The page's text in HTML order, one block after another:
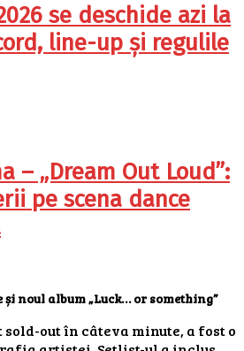
se deschide azi la
line-up și regulile
– „Dream Out Loud”:
pe scena dance
noul album „Luck… or something”
out în câteva minute, a fost o